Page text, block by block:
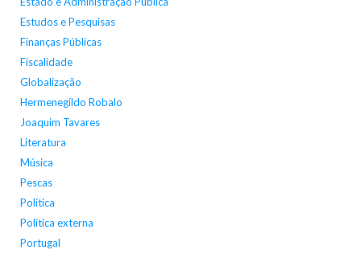
Estudos e Pesquisas
Finanças Públicas
Fiscalidade
Globalização
Hermenegildo Robalo
Joaquim Tavares
Literatura
Música
Pescas
Política
Política externa
Portugal